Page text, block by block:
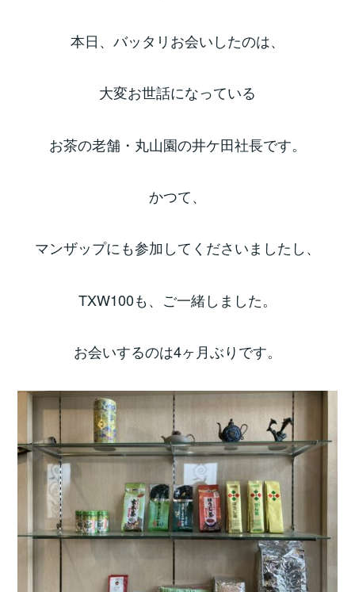
本日、バッタリお会いしたのは、
大変お世話になっている
お茶の老舗・丸山園の井ケ田社長です。
かつて、
マンザップにも参加してくださいましたし、
TXW100も、ご一緒しました。
お会いするのは4ヶ月ぶりです。